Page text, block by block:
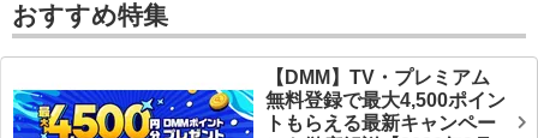
おすすめ特集
【DMM】TV・プレミアム
無料登録で最大4,500ポイン
トもらえる最新キャンペー